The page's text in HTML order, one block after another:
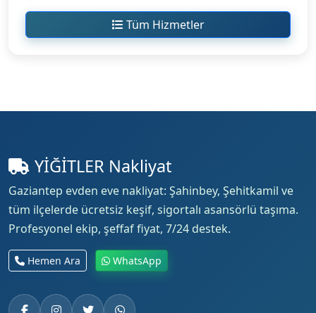
Tüm Hizmetler
YİĞİTLER Nakliyat
Gaziantep evden eve nakliyat: Şahinbey, Şehitkamil ve
tüm ilçelerde ücretsiz keşif, sigortalı asansörlü taşıma.
Profesyonel ekip, şeffaf fiyat, 7/24 destek.
Hemen Ara WhatsApp